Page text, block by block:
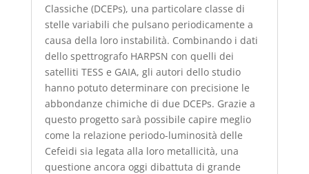
Classiche (DCEPs), una particolare classe di
stelle variabili che pulsano periodicamente a
causa della loro instabilità. Combinando i dati
dello spettrografo HARPSN con quelli dei
satelliti TESS e GAIA, gli autori dello studio
hanno potuto determinare con precisione le
abbondanze chimiche di due DCEPs. Grazie a
questo progetto sarà possibile capire meglio
come la relazione periodo-luminosità delle
Cefeidi sia legata alla loro metallicità, una
questione ancora oggi dibattuta di grande